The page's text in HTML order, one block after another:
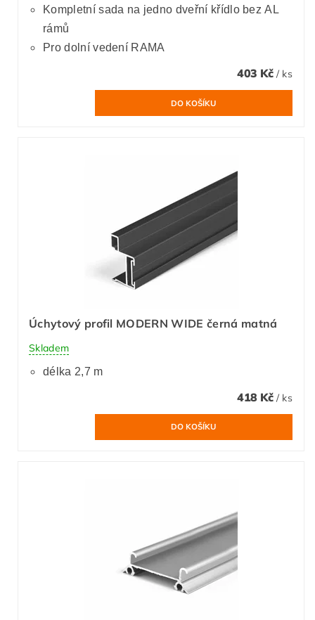
Kompletní sada na jedno dveřní křídlo bez AL
rámů
Pro dolní vedení RAMA
403 Kč / ks
Úchytový profil MODERN WIDE černá matná
Skladem
délka 2,7 m
418 Kč / ks